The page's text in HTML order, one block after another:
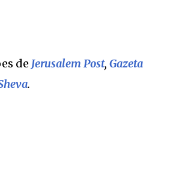
de Jerusalem Post, Gazeta
.